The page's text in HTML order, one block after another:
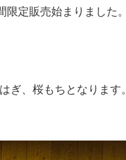
定販売始まりました。
ぎ、桜もちとなります。